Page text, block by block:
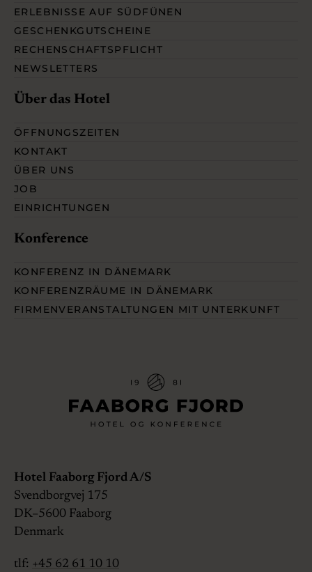
Hotel Faaborg Fjord A/S
Svendborgvej 175
DK–5600 Faaborg
Denmark
tlf: +45 62 61 10 10
ERLEBNISSE AUF SÜDFÜNEN
GESCHENKGUTSCHEINE
RECHENSCHAFTSPFLICHT
NEWSLETTERS
Über das Hotel
ÖFFNUNGSZEITEN
KONTAKT
ÜBER UNS
JOB
EINRICHTUNGEN
Konference
KONFERENZ IN DÄNEMARK
KONFERENZRÄUME IN DÄNEMARK
FIRMENVERANSTALTUNGEN MIT UNTERKUNFT